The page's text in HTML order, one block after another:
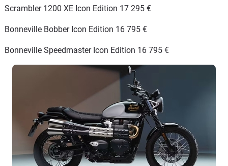
Scrambler 1200 XE Icon Edition 17 295 €
Bonneville Bobber Icon Edition 16 795 €
Bonneville Speedmaster Icon Edition 16 795 €